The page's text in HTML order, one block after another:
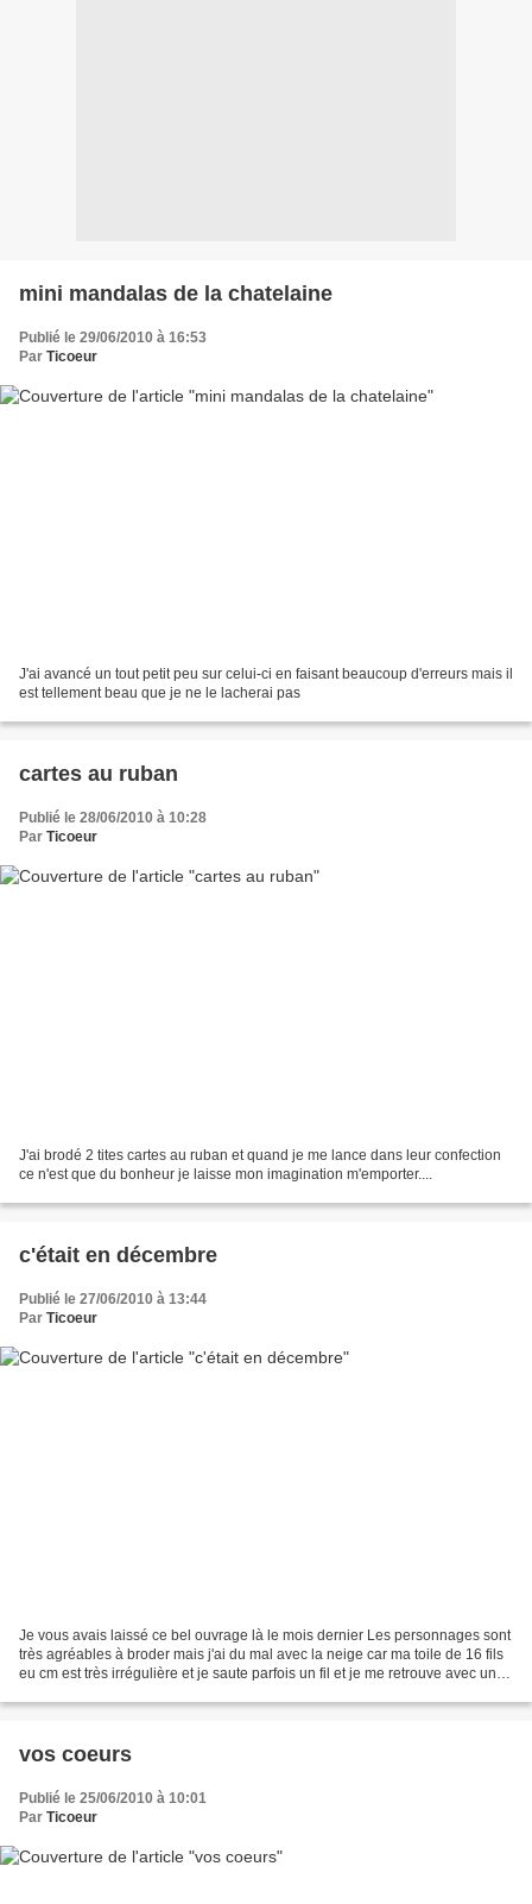
mini mandalas de la chatelaine
Publié le 29/06/2010 à 16:53
Par Ticoeur
J'ai avancé un tout petit peu sur celui-ci en faisant beaucoup d'erreurs mais il
est tellement beau que je ne le lacherai pas
cartes au ruban
Publié le 28/06/2010 à 10:28
Par Ticoeur
J'ai brodé 2 tites cartes au ruban et quand je me lance dans leur confection
ce n'est que du bonheur je laisse mon imagination m'emporter....
c'était en décembre
Publié le 27/06/2010 à 13:44
Par Ticoeur
Je vous avais laissé ce bel ouvrage là le mois dernier Les personnages sont
très agréables à broder mais j'ai du mal avec la neige car ma toile de 16 fils
eu cm est très irrégulière et je saute parfois un fil et je me retrouve avec un
vos coeurs
Publié le 25/06/2010 à 10:01
Par Ticoeur